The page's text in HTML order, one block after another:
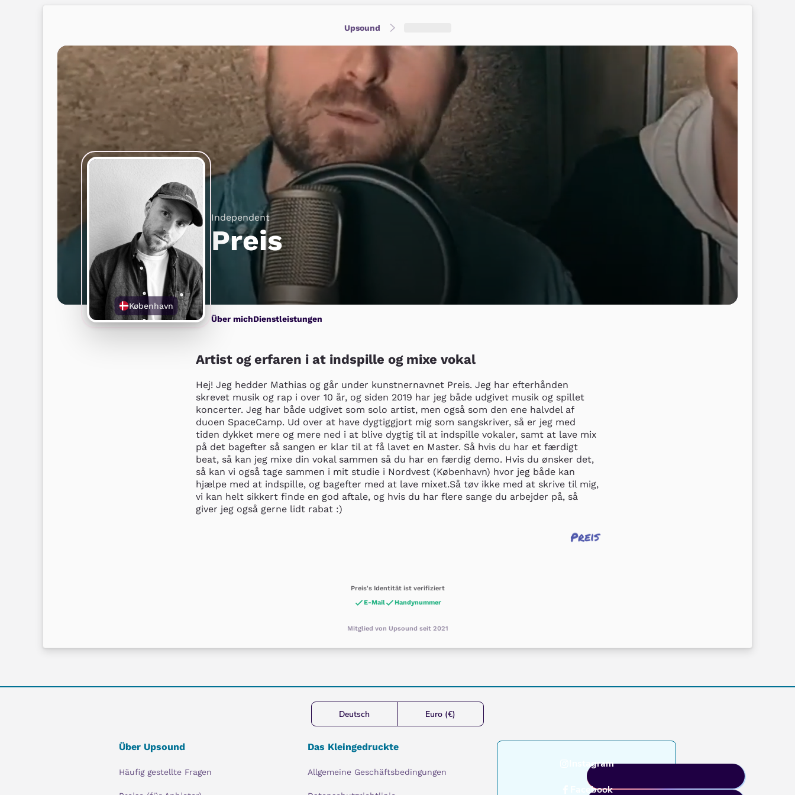
Upsound
København
Independent
Preis
Über michDienstleistungen
Artist og erfaren i at indspille og mixe vokal
Hej! Jeg hedder Mathias og går under kunstnernavnet Preis. Jeg har efterhånden
skrevet musik og rap i over 10 år, og siden 2019 har jeg både udgivet musik og spillet
koncerter. Jeg har både udgivet som solo artist, men også som den ene halvdel af
duoen SpaceCamp. Ud over at have dygtiggjort mig som sangskriver, så er jeg med
tiden dykket mere og mere ned i at blive dygtig til at indspille vokaler, samt at lave mix
på det bagefter så sangen er klar til at få lavet en Master. Så hvis du har et færdigt
beat, så kan jeg mixe din vokal sammen så du har en færdig demo. Hvis du ønsker det,
så kan vi også tage sammen i mit studie i Nordvest (København) hvor jeg både kan
hjælpe med at indspille, og bagefter med at lave mixet.Så tøv ikke med at skrive til mig,
vi kan helt sikkert finde en god aftale, og hvis du har flere sange du arbejder på, så
giver jeg også gerne lidt rabat :)
Preis
Preis's Identität ist verifiziert
E-Mail
Handynummer
Mitglied von Upsound seit 2021
Deutsch Euro (€)
Über Upsound
Häufig gestellte Fragen
Das Kleingedruckte
Allgemeine Geschäftsbedingungen
Instagram
Facebook